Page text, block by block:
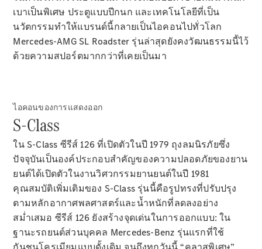
C-Class
Saloon
EQE
Saloon
ไฟฟ้า 100%
E-Class
Saloon
S-Class
Saloon
Mercedes-
Maybach S-
Class
Mercedes-
เบาเป็นพิเศษ ประตูแบบปีกนก และเทคโนโลยีที่เป็น
นวัตกรรมทำให้แบรนด์นี้กลายเป็นไอคอนไปทั่วโลก
Mercedes-AMG SL Roadster รุ่นล่าสุดยังคงวัฒนธรรมนี้ไว้
ด้วยความสปอร์ตมากกว่าที่เคยเป็นมา
ไอคอนของการแสดงออก
S-Class
ใน S-Class ซีรีส์ 126 ที่เปิดตัวในปี 1979 ถุงลมนิรภัยซึ่ง
ปัจจุบันเป็นองค์ประกอบสำคัญของความปลอดภัยของยาน
ยนต์ได้เปิดตัวในงานวิศวกรรมยานยนต์ในปี 1981
คุณสมบัติเพิ่มเติมของ S-Class รุ่นนี้คือรูปทรงที่ปรับปรุง
ตามหลักอากาศพลศาสตร์และน้ำหนักที่ลดลงอย่าง
สม่ำเสมอ ซีรีส์ 126 ยังสร้างจุดเด่นในการออกแบบ: ใน
ฐานะรถยนต์ส่วนบุคคล Mercedes-Benz รุ่นแรกที่ใช้